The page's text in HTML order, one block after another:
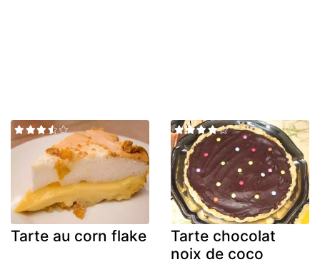
Tarte au corn flake
Tarte chocolat
noix de coco